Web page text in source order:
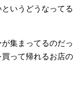
いうどうなってる
集まってるのだっ
って帰れるお店の